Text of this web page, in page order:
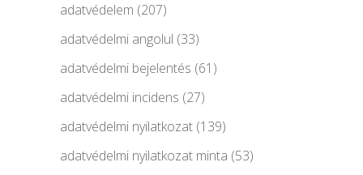
adatvédelem (207)
adatvédelmi angolul (33)
adatvédelmi bejelentés (61)
adatvédelmi incidens (27)
adatvédelmi nyilatkozat (139)
adatvédelmi nyilatkozat minta (53)